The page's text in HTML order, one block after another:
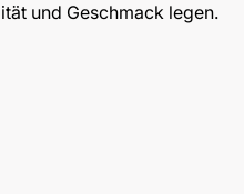
und Geschmack legen.